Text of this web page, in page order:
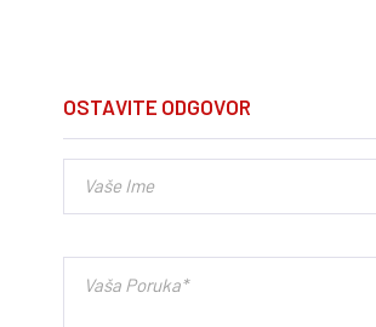
OSTAVITE ODGOVOR